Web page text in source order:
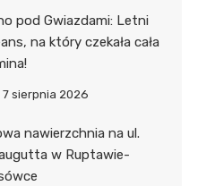
pod Gwiazdami: Letni
na który czekała cała
7 sierpnia 2026
nawierzchnia na ul.
w Ruptawie-